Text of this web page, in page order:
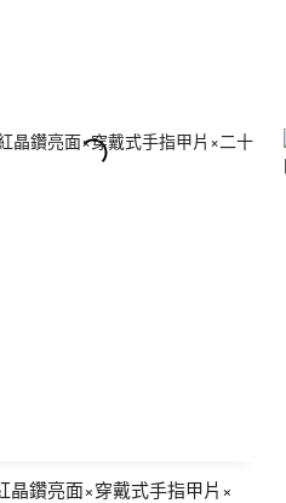
晶鑽亮面×穿戴式手指甲片×